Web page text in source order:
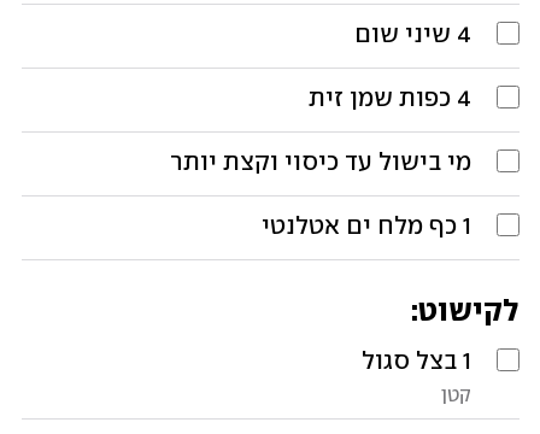
4 שיני שום
4 כפות שמן זית
מי בישול עד כיסוי וקצת יותר
1 כף מלח ים אטלנטי
לקישוט:
1 בצל סגול
קטן